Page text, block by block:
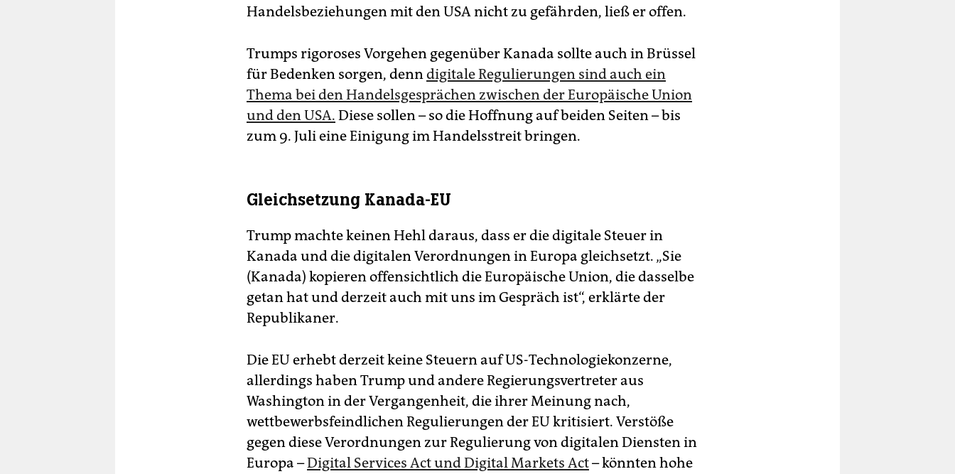
Handelsbeziehungen mit den USA nicht zu gefährden, ließ er offen.
Trumps rigoroses Vorgehen gegenüber Kanada sollte auch in Brüssel
für Bedenken sorgen, denndigitale Regulierungen sind auch ein
Thema bei den Handelsgesprächen zwischen der Europäische Union
und den USA. Diese sollen – so die Hoffnung auf beiden Seiten – bis
zum 9. Juli eine Einigung im Handelsstreit bringen.
Gleichsetzung Kanada-EU
Trump machte keinen Hehl daraus, dass er die digitale Steuer in
Kanada und die digitalen Verordnungen in Europa gleichsetzt. „Sie
(Kanada) kopieren offensichtlich die Europäische Union, die dasselbe
getan hat und derzeit auch mit uns im Gespräch ist“, erklärte der
Republikaner.
Die EU erhebt derzeit keine Steuern auf US-Technologiekonzerne,
allerdings haben Trump und andere Regierungsvertreter aus
Washington in der Vergangenheit, die ihrer Meinung nach,
wettbewerbsfeindlichen Regulierungen der EU kritisiert. Verstöße
gegen diese Verordnungen zur Regulierung von digitalen Diensten in
Europa –Digital Services Act und Digital Markets Act– könnten hohe